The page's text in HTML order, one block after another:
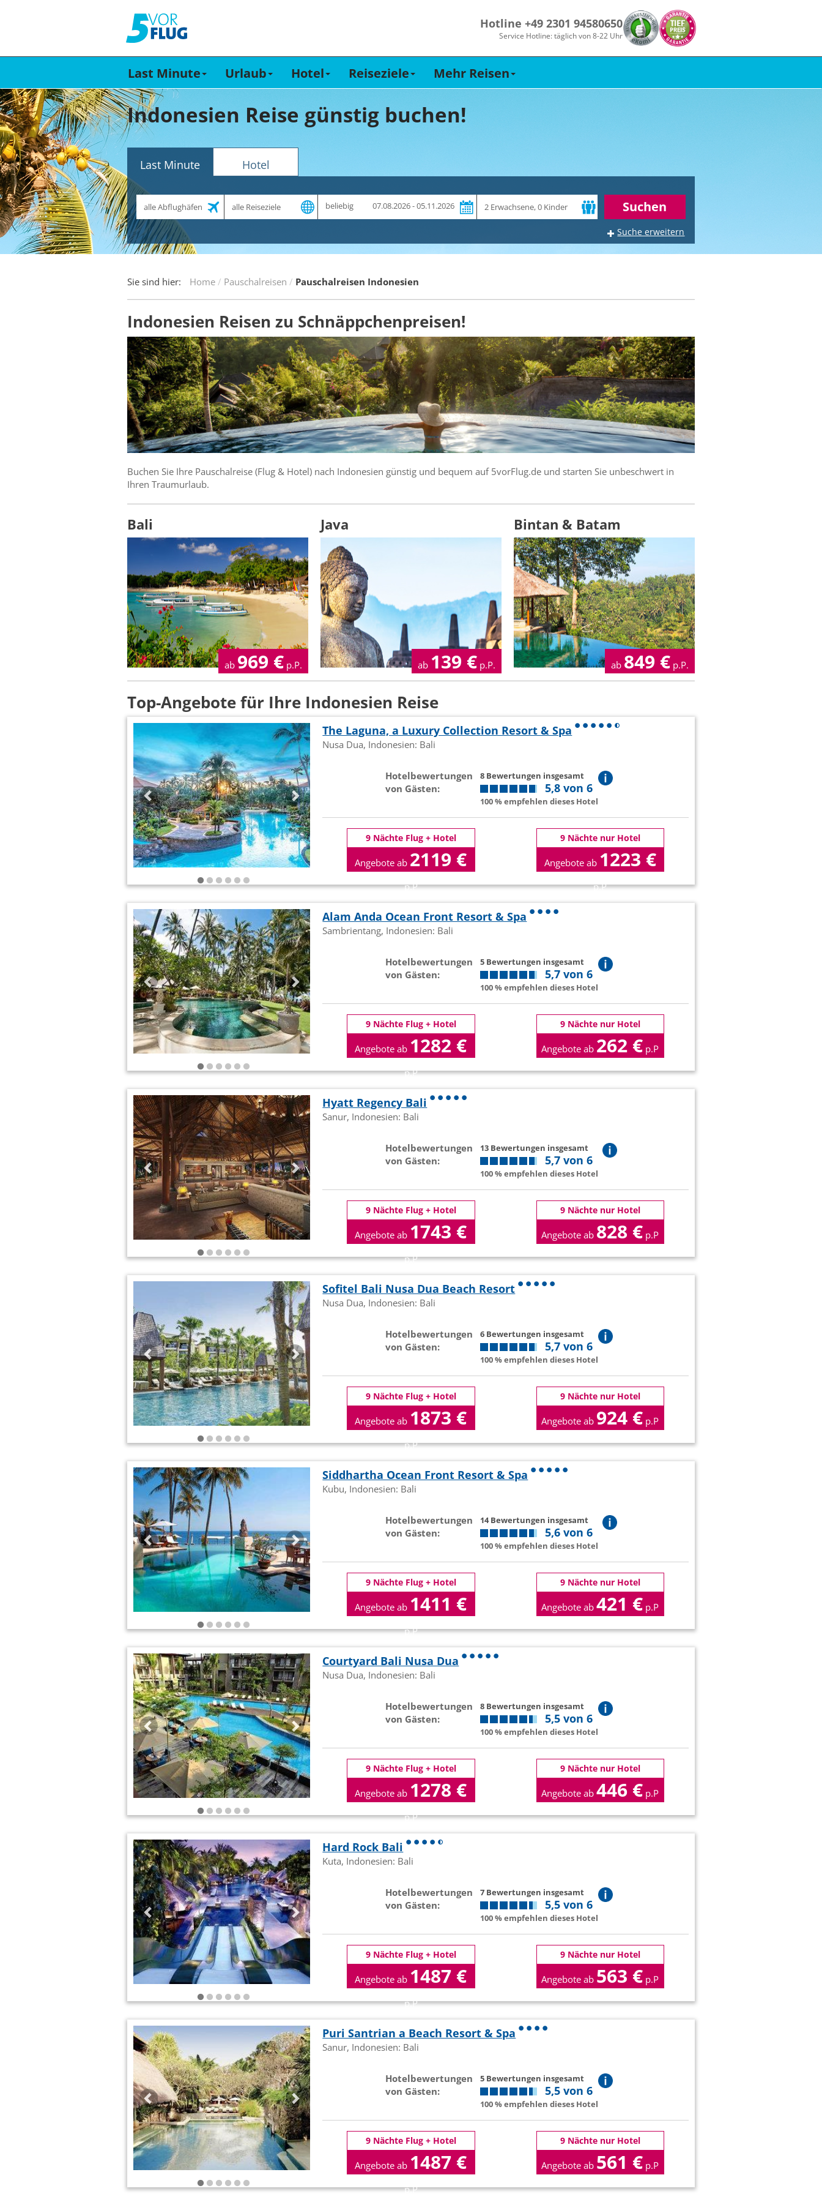
Hotline +49 2301 94580650
Service Hotline: täglich von 8-22 Uhr
Last Minute Urlaub Hotel Reiseziele Mehr Reisen
Indonesien Reise günstig buchen!
Last Minute Hotel
Abflughafen
Zeitraum
beliebig 07.08.2026 - 05.11.2026 Suchen
Suche erweitern
Sie sind hier: Home Pauschalreisen Pauschalreisen Indonesien
Indonesien Reisen zu Schnäppchenpreisen!
Buchen Sie Ihre Pauschalreise (Flug & Hotel) nach Indonesien günstig und bequem auf 5vorFlug.de und starten Sie unbeschwert in
Ihren Traumurlaub.
Bali
ab 969 € p.P.
Java
ab 139 € p.P.
Bintan & Batam
ab 849 € p.P.
Top-Angebote für Ihre Indonesien Reise
The Laguna, a Luxury Collection Resort & Spa
Nusa Dua, Indonesien: Bali
Hotelbewertungen
von Gästen:
8 Bewertungen insgesamt
5,8 von 6
100 % empfehlen dieses Hotel
9 Nächte Flug + Hotel
Angebote ab 2119 €
p.P
9 Nächte nur Hotel
Angebote ab 1223 €
p.P
Alam Anda Ocean Front Resort & Spa
Sambrientang, Indonesien: Bali
Hotelbewertungen
von Gästen:
5 Bewertungen insgesamt
5,7 von 6
100 % empfehlen dieses Hotel
9 Nächte Flug + Hotel
Angebote ab 1282 €
p.P
9 Nächte nur Hotel
Angebote ab 262 € p.P
Hyatt Regency Bali
Sanur, Indonesien: Bali
Hotelbewertungen
von Gästen:
13 Bewertungen insgesamt
5,7 von 6
100 % empfehlen dieses Hotel
9 Nächte Flug + Hotel
Angebote ab 1743 €
p.P
9 Nächte nur Hotel
Angebote ab 828 € p.P
Sofitel Bali Nusa Dua Beach Resort
Nusa Dua, Indonesien: Bali
Hotelbewertungen
von Gästen:
6 Bewertungen insgesamt
5,7 von 6
100 % empfehlen dieses Hotel
9 Nächte Flug + Hotel
Angebote ab 1873 €
p.P
9 Nächte nur Hotel
Angebote ab 924 € p.P
Siddhartha Ocean Front Resort & Spa
Kubu, Indonesien: Bali
Hotelbewertungen
von Gästen:
14 Bewertungen insgesamt
5,6 von 6
100 % empfehlen dieses Hotel
9 Nächte Flug + Hotel
Angebote ab 1411 €
p.P
9 Nächte nur Hotel
Angebote ab421 € p.P
Courtyard Bali Nusa Dua
Nusa Dua, Indonesien: Bali
Hotelbewertungen
von Gästen:
8 Bewertungen insgesamt
5,5 von 6
100 % empfehlen dieses Hotel
9 Nächte Flug + Hotel
Angebote ab 1278 €
p.P
9 Nächte nur Hotel
Angebote ab446 € p.P
Hard Rock Bali
Kuta, Indonesien: Bali
Hotelbewertungen
von Gästen:
7 Bewertungen insgesamt
5,5 von 6
100 % empfehlen dieses Hotel
9 Nächte Flug + Hotel
Angebote ab 1487 €
p.P
9 Nächte nur Hotel
Angebote ab 563 € p.P
Puri Santrian a Beach Resort & Spa
Sanur, Indonesien: Bali
Hotelbewertungen
von Gästen:
5 Bewertungen insgesamt
5,5 von 6
100 % empfehlen dieses Hotel
9 Nächte Flug + Hotel
Angebote ab 1487 €
p.P
9 Nächte nur Hotel
Angebote ab 561 € p.P